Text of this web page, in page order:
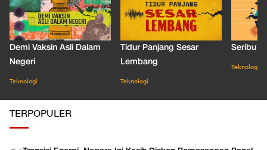
Demi Vaksin Asli Dalam
Negeri
Teknologi
Tidur Panjang Sesar
Lembang
Teknologi
Seribu
Teknologi
TERPOPULER